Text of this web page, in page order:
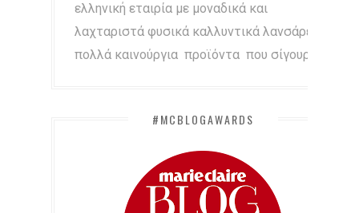
ελληνική εταιρία με μοναδικά και
λαχταριστά φυσικά καλλυντικά λανσάρει
πολλά καινούργια προϊόντα που σίγουρα...
#MCBLOGAWARDS